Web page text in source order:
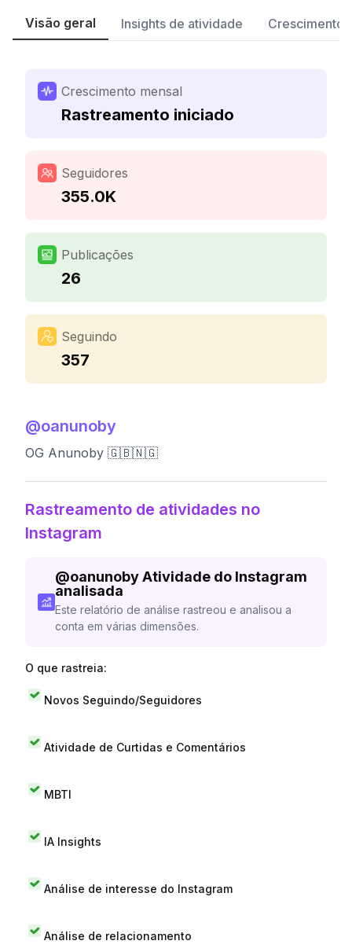
Visão geral Insights de atividade Crescimento
Crescimento mensal
Rastreamento iniciado
Seguidores
355.0K
Publicações
26
Seguindo
357
@oanunoby
OG Anunoby 🇬🇧🇳🇬
Rastreamento de atividades no
Instagram
@oanunoby Atividade do Instagram
analisada
Este relatório de análise rastreou e analisou a
conta em várias dimensões.
O que rastreia:
Novos Seguindo/Seguidores
Atividade de Curtidas e Comentários
MBTI
IA Insights
Análise de interesse do Instagram
Análise de relacionamento